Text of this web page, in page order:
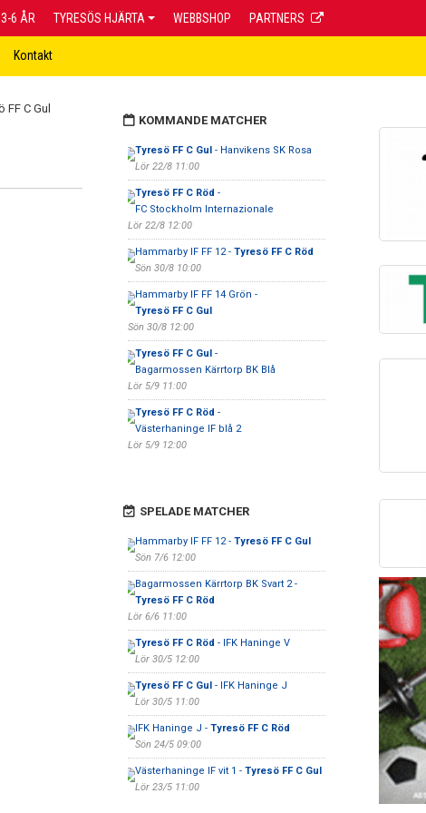
3-6 ÅR TYRESÖS HJÄRTA WEBBSHOP PARTNERS
Kontakt
KOMMANDE MATCHER
Tyresö FF C Gul- Hanvikens SK Rosa
Lör 22/8 11:00
Tyresö FF C Röd -
FC Stockholm Internazionale
Lör 22/8 12:00
Hammarby IF FF 12 - Tyresö FF C Röd
Sön 30/8 10:00
Hammarby IF FF 14 Grön -
Tyresö FF C Gul
Sön 30/8 12:00
Tyresö FF C Gul-
Bagarmossen Kärrtorp BK Blå
Lör 5/9 11:00
Tyresö FF C Röd -
Västerhaninge IF blå 2
Lör 5/9 12:00
SPELADE MATCHER
Hammarby IF FF 12 - Tyresö FF C Gul
Sön 7/6 12:00
Bagarmossen Kärrtorp BK Svart 2 -
Tyresö FF C Röd
Lör 6/6 11:00
Tyresö FF C Röd - IFK Haninge V
Lör 30/5 12:00
Tyresö FF C Gul- IFK Haninge J
Lör 30/5 11:00
IFK Haninge J - Tyresö FF C Röd
Sön 24/5 09:00
Västerhaninge IF vit 1 - Tyresö FF C Gul
Lör 23/5 11:00